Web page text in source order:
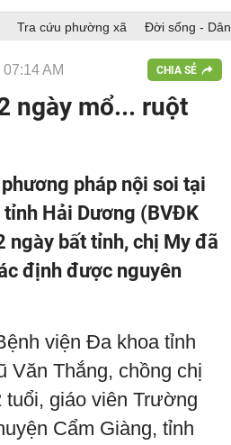
Tra cứu phường xã Đời sống -
AM CHIA SẺ
ngày mổ... ruột
pháp nội soi tại
Hải Dương (BVĐK
ngày bất tỉnh, chị My đã
định được nguyên
viện Đa khoa tỉnh
Văn Thắng, chồng chị
tuổi, giáo viên Trường
Cẩm Giàng, tỉnh